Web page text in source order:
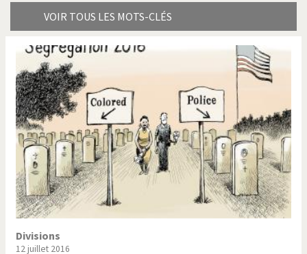
VOIR TOUS LES MOTS-CLÉS
Bye Biden! Catholique ou pas très?
Chère énergie!
Cybermonde
Du printemps arabe à
l'hiver
Election présidentielle US Guerre en Syrie
Hopp Deutschland Israël - Palestine
L'Amérique et les armes L'Iran tremble
La Chine et nous
La Corée du Nord: guerre ou
Divisions
12 juillet 2016